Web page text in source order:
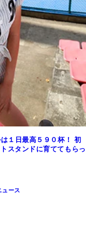
１日最高５９０杯！ 初
スタンドに育ててもらっ
ュース